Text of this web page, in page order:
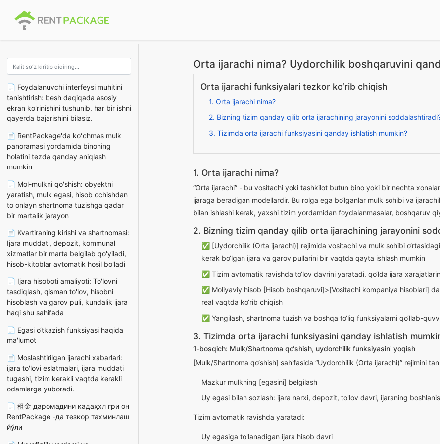
📄 Foydalanuvchi interfeysi muhitini
tanishtirish: besh daqiqada asosiy
ekran ko'rinishini tushunib, har bir ishni
qayerda bajarishini bilasiz.
📄 RentPackage'da koʻchmas mulk
panoramasi yordamida binoning
holatini tezda qanday aniqlash
mumkin
📄 Mol-mulkni qo'shish: obyektni
yaratish, mulk egasi, hisob ochishdan
to onlayn shartnoma tuzishga qadar
bir martalik jarayon
📄 Kvartiraning kirishi va shartnomasi:
Ijara muddati, depozit, kommunal
xizmatlar bir marta belgilab qo'yiladi,
hisob-kitoblar avtomatik hosil bo'ladi
📄 Ijara hisoboti amaliyoti: To'lovni
tasdiqlash, qisman to'lov, hisobni
hisoblash va garov puli, kundalik ijara
haqi shu sahifada
📄 Egasi o‘tkazish funksiyasi haqida
ma'lumot
📄 Moslashtirilgan ijarachi xabarlari:
ijara to'lovi eslatmalari, ijara muddati
tugashi, tizim kerakli vaqtda kerakli
odamlarga yuboradi.
📄 租金 даромадини кадаҳхл гри он
RentPackage -да тезкор тахминлаш
йўли
Orta ijarachi nima? Uydorchilik boshqaruvini
Orta ijarachi funksiyalari tezkor ko‘rib chiqish
1. Orta ijarachi nima?
2. Bizning tizim qanday qilib orta ijarachining jarayonini
3. Tizimda orta ijarachi funksiyasini qanday ishlatish mumkin?
1. Orta ijarachi nima?
“Orta ijarachi” - bu vositachi yoki tashkilot butun bino yoki bir nechta
ijaraga beradigan modellardir. Bu rolga ega bo‘lganlar mulk sohibi va
bilan ishlashi kerak, yaxshi tizim yordamidan foydalanmasalar, boshqaruv
2. Bizning tizim qanday qilib orta ijarachining jarayonini
✅ [Uydorchilik (Orta ijarachi)] rejimida vositachi va mulk sohibi
kerak bo‘lgan ijara va garov pullarini bir vaqtda qayta ishlash mumkin
✅ Tizim avtomatik ravishda to‘lov davrini yaratadi, qo‘lda ijara
✅ Moliyaviy hisob [Hisob boshqaruvi]>[Vositachi kompaniya hisoblari]
real vaqtda ko‘rib chiqish
✅ Yangilash, shartnoma tuzish va boshqa to‘liq funksiyalarni qo‘llab-
3. Tizimda orta ijarachi funksiyasini qanday ishlatish
1-bosqich: Mulk/Shartnoma qo‘shish, uydorchilik funksiyasini yoqish
[Mulk/Shartnoma qo‘shish] sahifasida “Uydorchilik (Orta ijarachi)” rejimini
Mazkur mulkning [egasini] belgilash
Uy egasi bilan sozlash: ijara narxi, depozit, to'lov davri, ijaraning
Tizim avtomatik ravishda yaratadi:
Uy egasiga to'lanadigan ijara hisob davri